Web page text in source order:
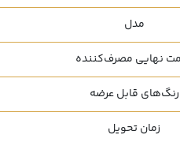
مدل
نهایی مصرف‌کننده
رنگ‌های قابل عرضه
زمان تحویل